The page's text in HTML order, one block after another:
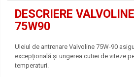
DESCRIERE
75W90
Uleiul de antrenare Valvoline 75W-90
excepțională și ungerea cutiei de viteze
temperaturi.